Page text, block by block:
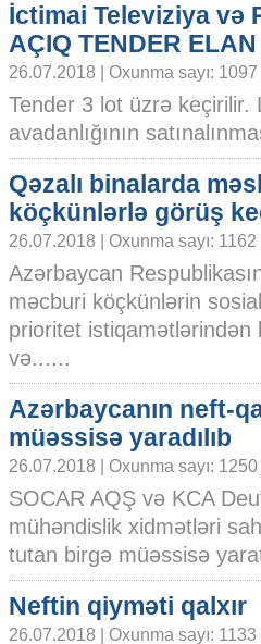
İctimai Televiziya və
AÇIQ TENDER ELAN
26.07.2018 | Oxunma sayı: 1097
Tender 3 lot üzrə keçirilir.
avadanlığının
Qəzalı binalarda
köçkünlərlə görüş
26.07.2018 | Oxunma sayı: 1162
Azərbaycan
məcburi köçkünlərin
prioritet istiqamətlərindən
və......
Azərbaycanın neft-
müəssisə yaradılıb
26.07.2018 | Oxunma sayı: 1250
SOCAR AQŞ və KCA
mühəndislik xidmətləri
tutan birgə müəssisə
Neftin qiyməti qalxır
26.07.2018 | Oxunma sayı: 1133